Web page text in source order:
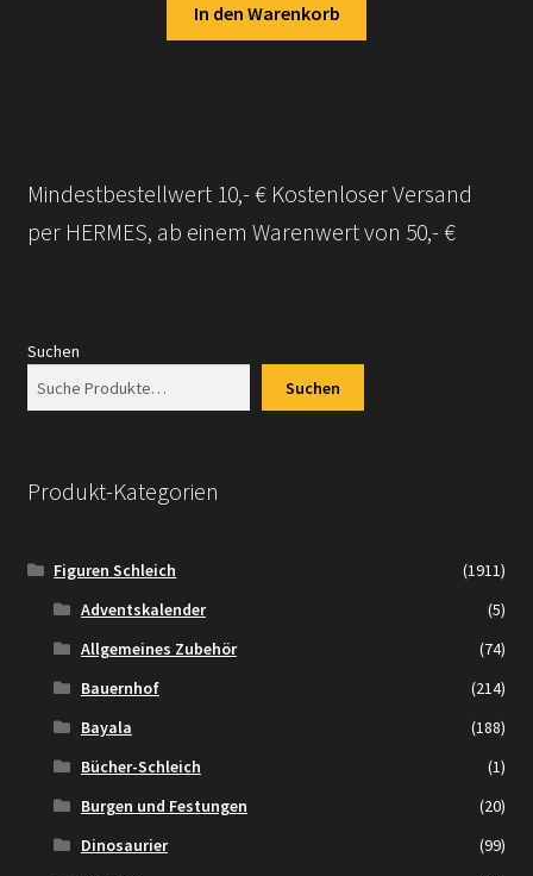
In den Warenkorb
Mindestbestellwert 10,- € Kostenloser Versand
per HERMES, ab einem Warenwert von 50,- €
Suchen
Suchen
Produkt-Kategorien
Figuren Schleich
(1911)
Adventskalender
(5)
Allgemeines Zubehör
(74)
Bauernhof
(214)
Bayala
(188)
Bücher-Schleich
(1)
Burgen und Festungen
(20)
Dinosaurier
(99)